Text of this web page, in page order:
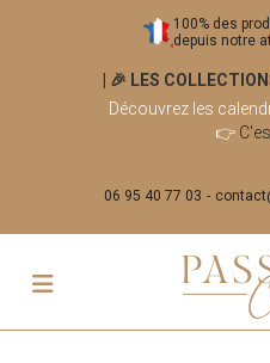
100% des
depuis notre
| 🎉 LES
Découvrez les
👉
06 95 40 77 03